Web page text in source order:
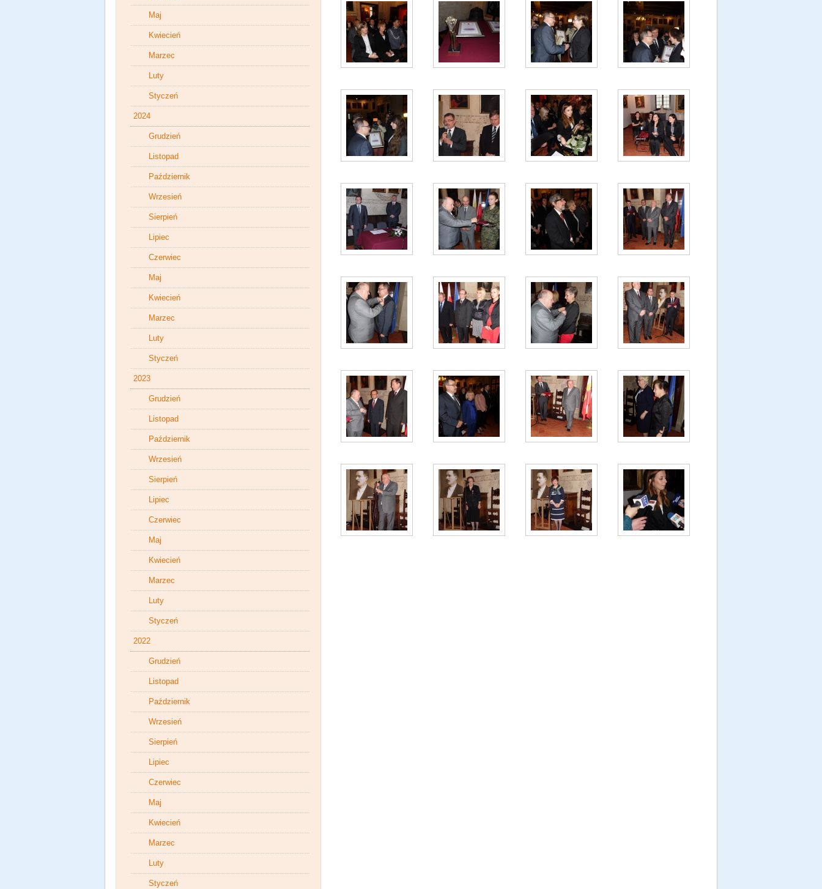
Maj
Kwiecień
Marzec
Luty
Styczeń
2024
Grudzień
Listopad
Październik
Wrzesień
Sierpień
Lipiec
Czerwiec
Maj
Kwiecień
Marzec
Luty
Styczeń
2023
Grudzień
Listopad
Październik
Wrzesień
Sierpień
Lipiec
Czerwiec
Maj
Kwiecień
Marzec
Luty
Styczeń
2022
Grudzień
Listopad
Październik
Wrzesień
Sierpień
Lipiec
Czerwiec
Maj
Kwiecień
Marzec
Luty
Styczeń